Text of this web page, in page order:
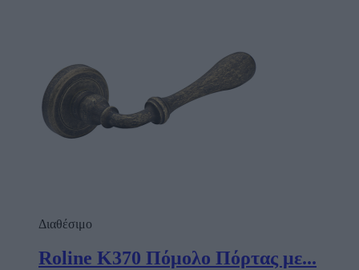
Διαθέσιμο
Roline Κ370 Πόμολο Πόρτας με...